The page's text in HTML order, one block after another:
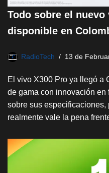
Todo sobre el nuevo
disponible en
RadioTech 13 de
El vivo X300 Pro ya llegó a
de gama con innovación en
sobre sus
realmente vale la pena